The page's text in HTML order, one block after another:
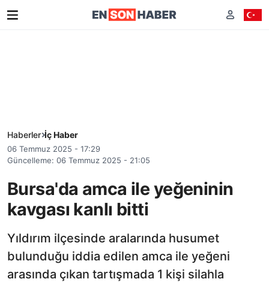
Haberler İç Haber
06 Temmuz 2025 - 17:29
Güncelleme: 06 Temmuz 2025 - 21:05
Bursa'da amca ile yeğeninin
kavgası kanlı bitti
Yıldırım ilçesinde aralarında husumet
bulunduğu iddia edilen amca ile yeğeni
arasında çıkan tartışmada 1 kişi silahla